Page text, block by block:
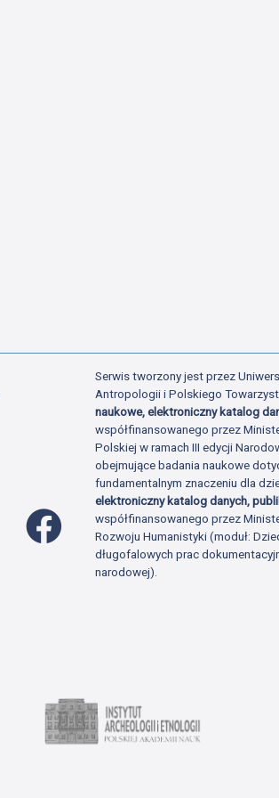
Profil Facebook
Serwis tworzony jest przez
Antropologii i Polskiego
naukowe, elektroniczny katalog
współfinansowanego przez
Polskiej w ramach III edycji
obejmujące badania naukowe
fundamentalnym znaczeniu dla
elektroniczny katalog danych,
współfinansowanego przez
Rozwoju Humanistyki (moduł:
długofalowych prac
narodowej).